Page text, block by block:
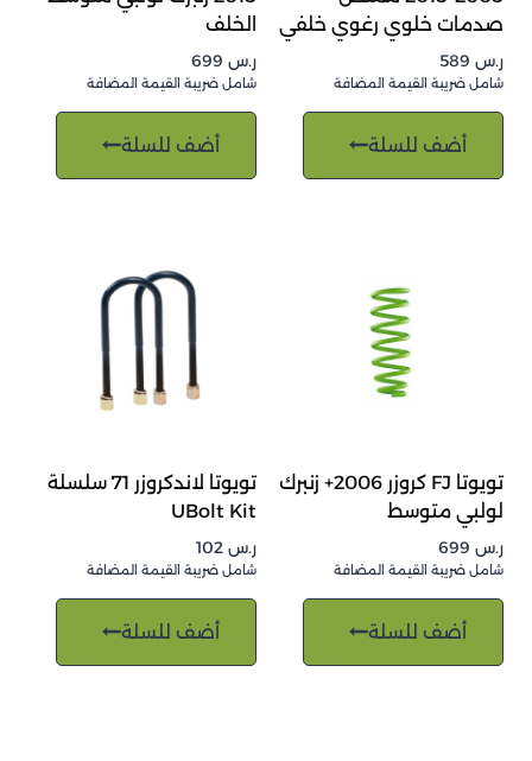
صدمات خلوي رغوي خلفي
ر.س
شامل ضريبة القيمة المضافة
أضف للسلة
الخلف
ر.س
شامل ضريبة القيمة المضافة
أضف للسلة
تويوتا FJ كروزر 2006+ زنبرك
لولبي متوسط
ر.س
شامل ضريبة القيمة المضافة
أضف للسلة
تويوتا لاندكروزر 71 سلسلة
UBolt Kit
ر.س
شامل ضريبة القيمة المضافة
أضف للسلة